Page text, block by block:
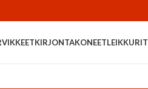
KIRJONTAKONEETLEIKKURIT